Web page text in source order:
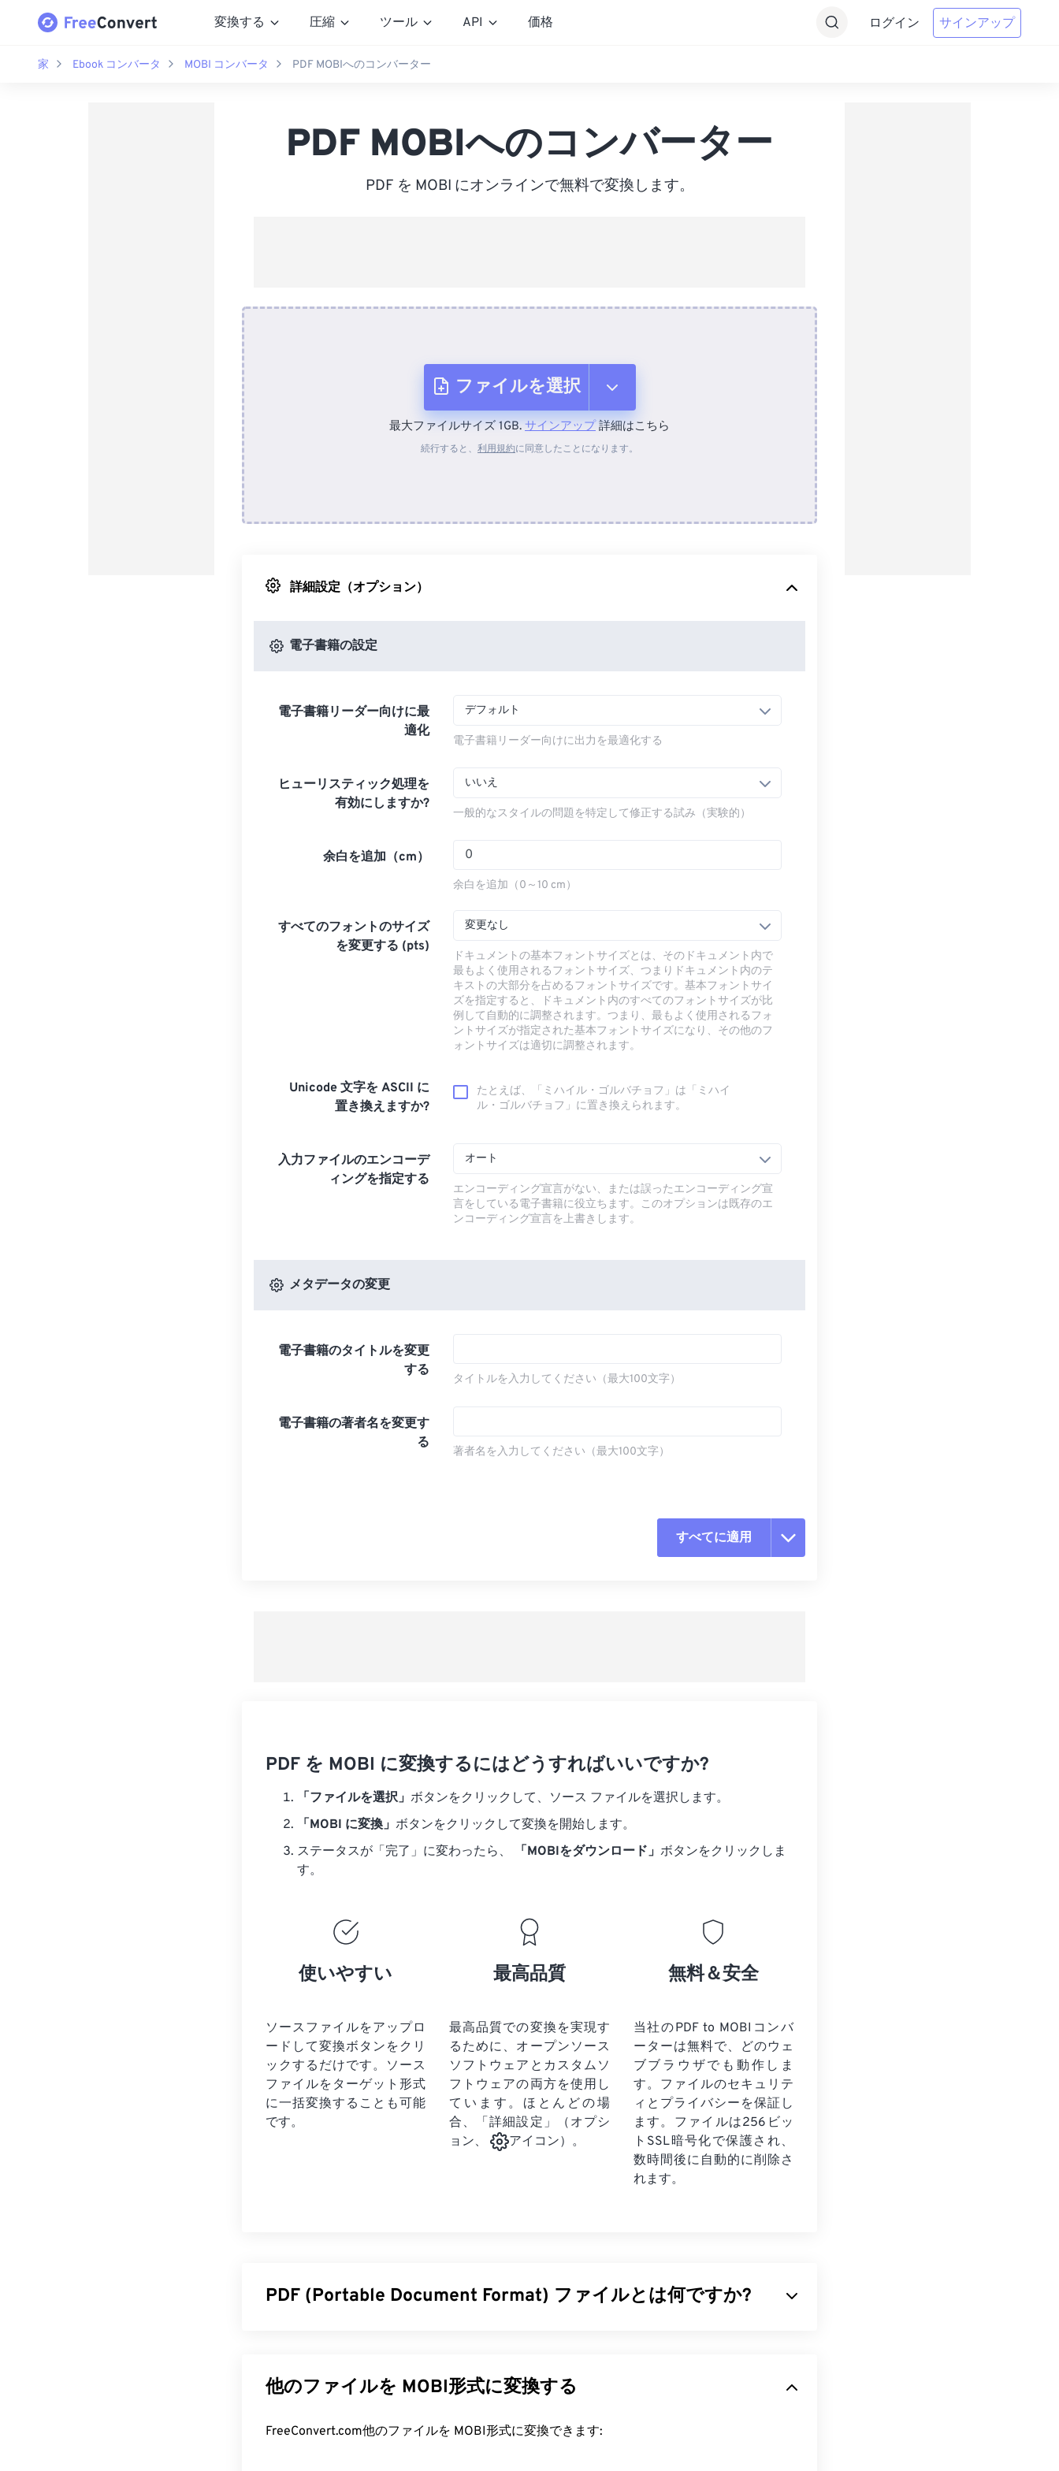
変換する 圧縮 ツール API 価格 ログイン サインアップ
家 Ebook コンバータ MOBI コンバータ PDF MOBIへのコンバーター
PDF MOBIへのコンバーター
PDF を MOBI にオンラインで無料で変換します。
ファイルを選択
デバイスから
最大ファイルサイズ 1GB. サインアップ詳細はこちら
続行すると、 利用規約に同意したことになります。
詳細設定（オプション）
電子書籍の設定
電子書籍リーダー向けに最
適化
デフォルト
電子書籍リーダー向けに出力を最適化する
ヒューリスティック処理を
有効にしますか?
いいえ
一般的なスタイルの問題を特定して修正する試み（実験的）
余白を追加（cm）
余白を追加（0～10 cm）
すべてのフォントのサイズ
を変更する (pts)
変更なし
ドキュメントの基本フォントサイズとは、そのドキュメント内で
最もよく使用されるフォントサイズ、つまりドキュメント内のテ
キストの大部分を占めるフォントサイズです。基本フォントサイ
ズを指定すると、ドキュメント内のすべてのフォントサイズが比
例して自動的に調整されます。つまり、最もよく使用されるフォ
ントサイズが指定された基本フォントサイズになり、その他のフ
ォントサイズは適切に調整されます。
Unicode 文字を ASCII に
置き換えますか?
たとえば、「ミハイル・ゴルバチョフ」は「ミハイ
ル・ゴルバチョフ」に置き換えられます。
入力ファイルのエンコーデ
ィングを指定する
オート
エンコーディング宣言がない、または誤ったエンコーディング宣
言をしている電子書籍に役立ちます。このオプションは既存のエ
ンコーディング宣言を上書きします。
メタデータの変更
電子書籍のタイトルを変更
する
タイトルを入力してください（最大100文字）
電子書籍の著者名を変更す
る
著者名を入力してください（最大100文字）
すべてに適用
PDF を MOBI に変換するにはどうすればいいですか?
「ファイルを選択」 ボタンをクリックして、ソース ファイルを選択します。
「MOBI に変換」 ボタンをクリックして変換を開始します。
ステータスが「完了」に変わったら、
「MOBIをダウンロード」 ボタンをクリックしま
す。
使いやすい
ソースファイルをアップロ
ードして変換ボタンをクリ
ックするだけです。 ソース
ファイルを ターゲット形式
に一括変換することも可能
です。
最高品質
最高品質での変換を実現す
るために、オープンソース
ソフトウェアとカスタムソ
フトウェアの両方を使用し
ています。ほとんどの場
合、「詳細設定」（オプシ
ョン、
アイコン）。
無料＆安全
当社のPDF to MOBIコンバ
ーターは無料で、どのウェ
ブブラウザでも動作しま
す。ファイルのセキュリテ
ィとプライバシーを保証し
ます。ファイルは256ビッ
トSSL暗号化で保護され、
数時間後に自動的に削除さ
れます。
PDF (Portable Document Format) ファイルとは何ですか?
PDFが広く普及している理由は、元の文書の書式を維持できることです。PDFファイルは、ど
のデバイスやオペレーティングシステムでも常に同じ外観を保ちます。
PDF ファイルを開くにはどうすればいいですか?
他のファイルを MOBI形式に変換する
FreeConvert.com他のファイルを MOBI形式に変換できます: